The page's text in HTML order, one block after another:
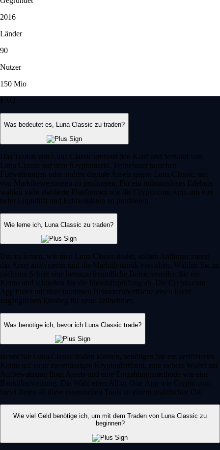
2016
Länder
90
Nutzer
150 Mio
FAQ
Was bedeutet es, Luna Classic zu traden?
Das Traden von Luna Classic umfasst den Kauf und Verkauf von
Luna Classic auf dem Kryptomarkt. Teilnehmer tauschen
Fiatwährungen oder andere digitale Assets gegen Luna Classic, um
von Marktbewegungen zu profitieren. Für ein reibungsloses Erlebnis
wählen viele etablierte Plattformen wie die Crypto.com App, um von
tiefer Liquidität und Echtzeitdaten zu profitieren.
Wie lerne ich, Luna Classic zu traden?
Um zu lernen, wie man Luna Classic tradet, sollten Anfänger zuerst
das Asset analysieren und die Marktdynamik verstehen. Wählen Sie im
nächsten Schritt eine benutzerfreundliche Börse, erstellen Sie ein
Konto und schließen Sie die Identitätsprüfung ab. Die Crypto.com
App bietet mit ihrer intuitiven Benutzeroberfläche einen leicht
zugänglichen Einstieg für neue Teilnehmer.
Was benötige ich, bevor ich Luna Classic trade?
Bevor Sie Luna Classic traden können, benötigen Sie ein verifiziertes
Konto auf einer zuverlässigen Kryptoplattform, eine sichere Wallet zur
Aufbewahrung Ihrer Assets und eine Einzahlungsmethode wie eine
Banküberweisung. Die Wahl einer All-in-One-App wie Crypto.com
bietet Ihnen all diese essenziellen Tools an einem praktischen Ort.
Wie viel Geld benötige ich, um mit dem Traden von Luna Classic zu
beginnen?